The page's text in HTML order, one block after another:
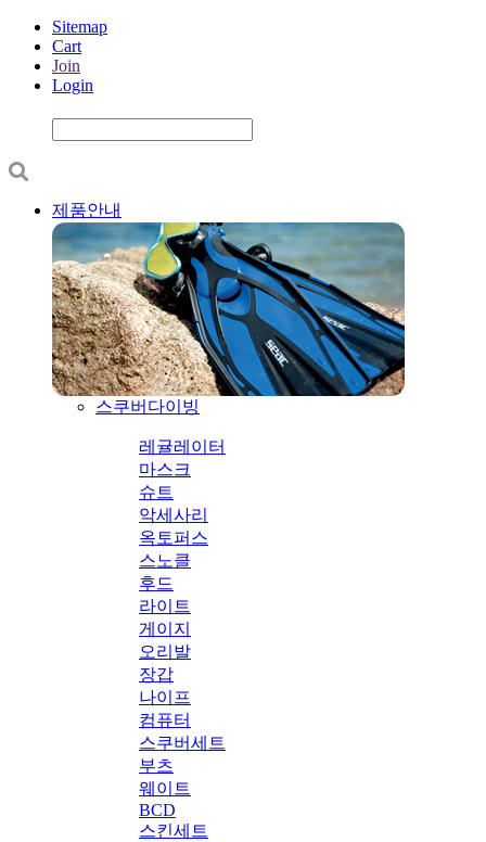
Sitemap
Cart
Join
Login
제품안내
스쿠버다이빙
레귤레이터
마스크
슈트
악세사리
옥토퍼스
스노클
후드
라이트
게이지
오리발
장갑
나이프
컴퓨터
스쿠버세트
부츠
웨이트
BCD
스킨세트